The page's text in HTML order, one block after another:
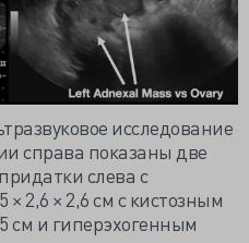
исследование
справа показаны две
слева с
2,6 × 2,6 см с кистозным
см и гиперэхогенным